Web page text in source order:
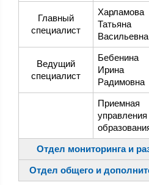
Главный
специалист
Харламова
Татьяна
Васильевна
Ведущий
специалист
Бебенина
Ирина
Радимовна
Приемная
управления
Отдел мониторинга и
Отдел общего и